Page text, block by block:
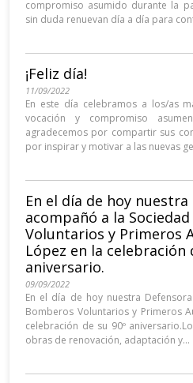
compromiso asumido durante la
sin duda renuevan día a día para
¡Feliz día!
11/09/2022
En este día celebramos a los/as
vocación y compromiso
agradecemos por compartir sus
por inspirar y motivar a las nuevas
En el día de hoy
acompañó a la
Voluntarios y Primeros
López en la celebración
aniversario.
09/09/2022
En el día de hoy nuestra
Bomberos Voluntarios y Primeros
celebración de su 90º
obras de renovación, adaptación y...